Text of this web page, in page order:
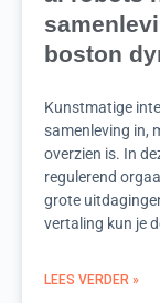
boston
Kunstmatige
samenleving in,
overzien is. In
regulerend
grote
vertaling kun je
LEES VERDER »